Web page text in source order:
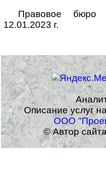
Правовое бюро
12.01.2023 г.
Описание услуг
ООО
© Автор